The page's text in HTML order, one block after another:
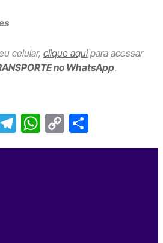
celular, clique aquipara acessar
no WhatsApp.
T
el
W
h
C
o
S
h